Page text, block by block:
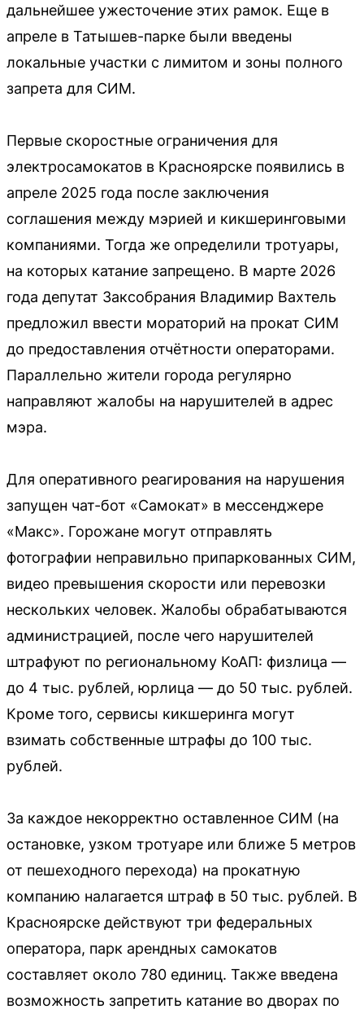
дальнейшее ужесточение этих рамок. Еще в
апреле в Татышев-парке были введены
локальные участки с лимитом и зоны полного
запрета для СИМ.
Первые скоростные ограничения для
электросамокатов в Красноярске появились в
апреле 2025 года после заключения
соглашения между мэрией и кикшеринговыми
компаниями. Тогда же определили тротуары,
на которых катание запрещено. В марте 2026
года депутат Заксобрания Владимир Вахтель
предложил ввести мораторий на прокат СИМ
до предоставления отчётности операторами.
Параллельно жители города регулярно
направляют жалобы на нарушителей в адрес
мэра.
Для оперативного реагирования на нарушения
запущен чат-бот «Самокат» в мессенджере
«Макс». Горожане могут отправлять
фотографии неправильно припаркованных СИМ,
видео превышения скорости или перевозки
нескольких человек. Жалобы обрабатываются
администрацией, после чего нарушителей
штрафуют по региональному КоАП: физлица —
до 4 тыс. рублей, юрлица — до 50 тыс. рублей.
Кроме того, сервисы кикшеринга могут
взимать собственные штрафы до 100 тыс.
рублей.
За каждое некорректно оставленное СИМ (на
остановке, узком тротуаре или ближе 5 метров
от пешеходного перехода) на прокатную
компанию налагается штраф в 50 тыс. рублей. В
Красноярске действуют три федеральных
оператора, парк арендных самокатов
составляет около 780 единиц. Также введена
возможность запретить катание во дворах по